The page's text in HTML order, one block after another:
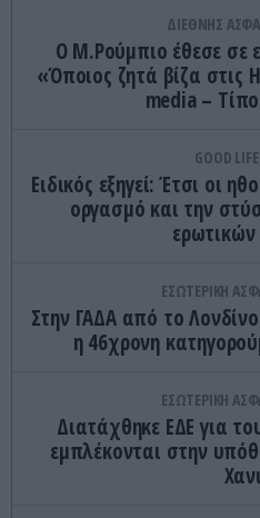
ΔΙΕΘΝΗΣ
Ο Μ.Ρούμπιο έθεσε σε
«Όποιος ζητά βίζα στις
media –
GOOD LIFE
Ειδικός εξηγεί: Έτσι οι
οργασμό και την
ΕΣΩΤΕΡΙΚΗ
Στην ΓΑΔΑ από το
η 46χρονη
ΕΣΩΤΕΡΙΚΗ
Διατάχθηκε ΕΔΕ για
εμπλέκονται στην